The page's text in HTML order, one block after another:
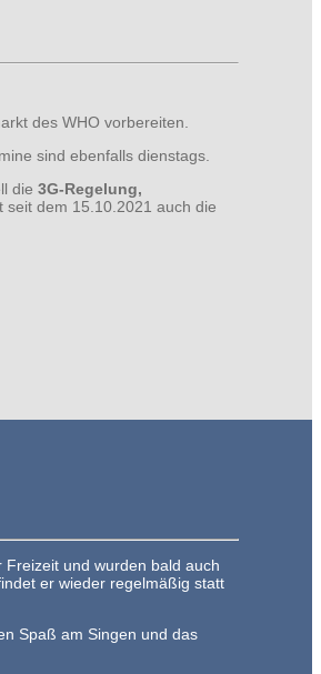
des WHO vorbereiten.
sind ebenfalls dienstags.
die3G-Regelung,
seit dem 15.10.2021 auch die
und wurden bald auch
er wieder regelmäßig statt
Spaß am Singen und das